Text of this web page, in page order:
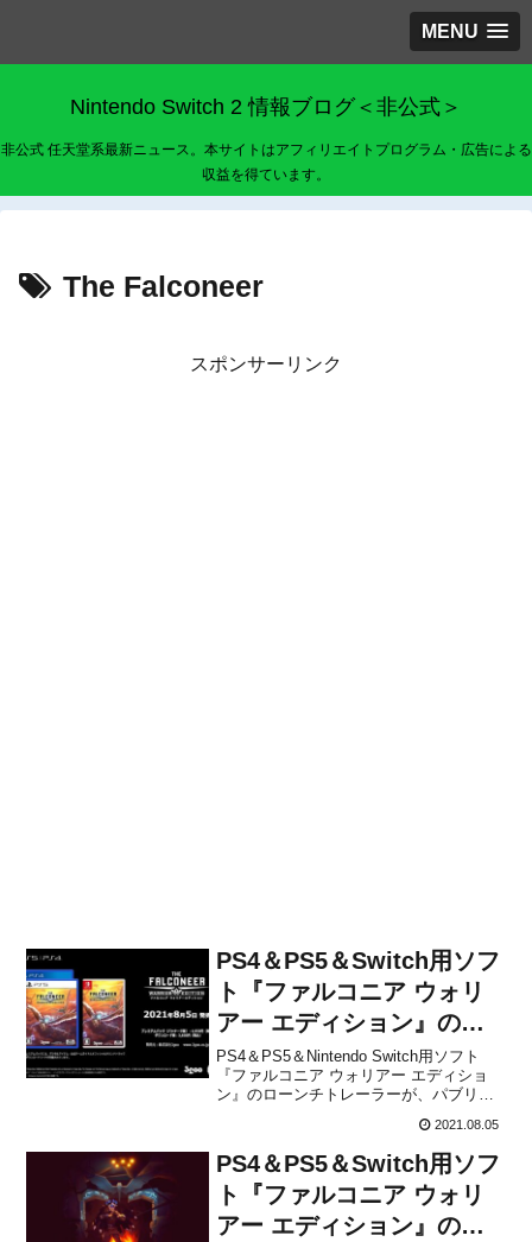
MENU
Nintendo Switch 2 情報ブログ＜非公式＞
非公式 任天堂系最新ニュース。本サイトはアフィリエイトプログラム・広告による
収益を得ています。
The Falconeer
スポンサーリンク
PS4＆PS5＆Switch用ソフ
ト『ファルコニア ウォリ
アー エディション』のロ
ーンチトレーラーが公開！
PS4＆PS5＆Nintendo Switch用ソフト
『ファルコニア ウォリアー エディショ
ン』のローンチトレーラーが、パブリッ
から動画をチェックすることができま
す。【プレスリリース】『ファルコニア
ウォリアー エディション』は、2021年...
2021.08.05
PS4＆PS5＆Switch用ソフ
ト『ファルコニア ウォリ
アー エディション』のス